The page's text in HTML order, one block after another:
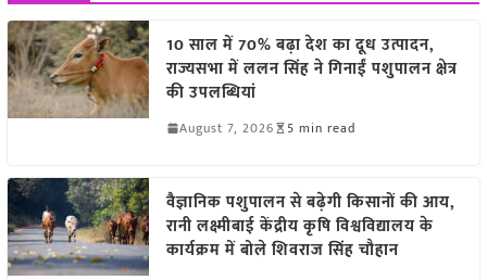
10 साल में 70% बढ़ा देश का दूध उत्पादन,
राज्यसभा में ललन सिंह ने गिनाईं पशुपालन क्षेत्र
की उपलब्धियां
August 7, 2026 5 min read
वैज्ञानिक पशुपालन से बढ़ेगी किसानों की आय,
रानी लक्ष्मीबाई केंद्रीय कृषि विश्वविद्यालय के
कार्यक्रम में बोले शिवराज सिंह चौहान